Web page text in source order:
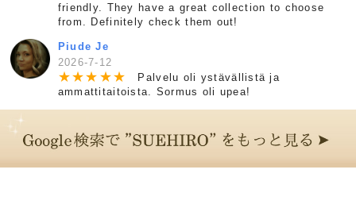
friendly. They have a great collection to choose
from. Definitely check them out!
Piude Je
2026-7-12
★★★ ★★
Palvelu oli ystävällistä ja
ammattitaitoista. Sormus oli upea!